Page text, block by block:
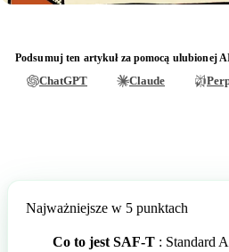
🇵🇹 Portugalia
🇸🇮 Słowenia
🇨🇭 Szwajcaria
🇩🇪 Niemcy
🇵🇱 Polska
🇸🇰 Słowacja
🇸🇮 Słowenia
Podsumuj ten artykuł za pomocą ulubionej
ChatGPT Claude
Najważniejsze w 5 punktach
Co to jest SAF-T : Standard